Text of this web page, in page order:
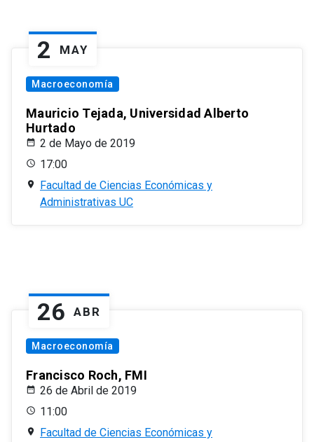
2 MAY
Macroeconomía
Mauricio Tejada, Universidad Alberto
Hurtado
2 de Mayo de 2019
17:00
Facultad de Ciencias Económicas y
Administrativas UC
26 ABR
Macroeconomía
Francisco Roch, FMI
26 de Abril de 2019
11:00
Facultad de Ciencias Económicas y